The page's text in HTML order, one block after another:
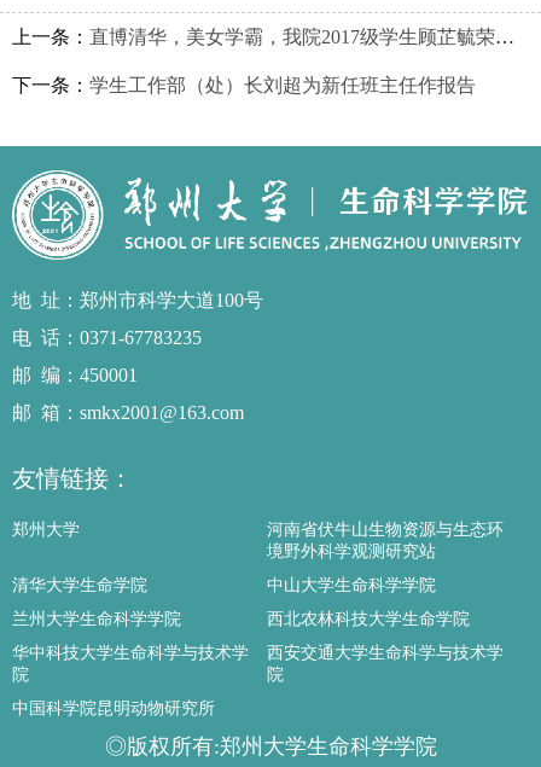
上一条： 直博清华，美女学霸，我院2017级学生顾芷毓荣获 “出彩河南人”第四届最美大学生称号
下一条： 学生工作部（处）长刘超为新任班主任作报告
地址 ：郑州市科学大道100号
电话 ：0371-67783235
邮编 ：450001
邮箱 ：smkx2001@163.com
友情链接：
郑州大学
河南省伏牛山生物资源与生态环
境野外科学观测研究站
清华大学生命学院
中山大学生命科学学院
兰州大学生命科学学院
西北农林科技大学生命学院
华中科技大学生命科学与技术学
院
西安交通大学生命科学与技术学
院
中国科学院昆明动物研究所
◎版权所有:郑州大学生命科学学院